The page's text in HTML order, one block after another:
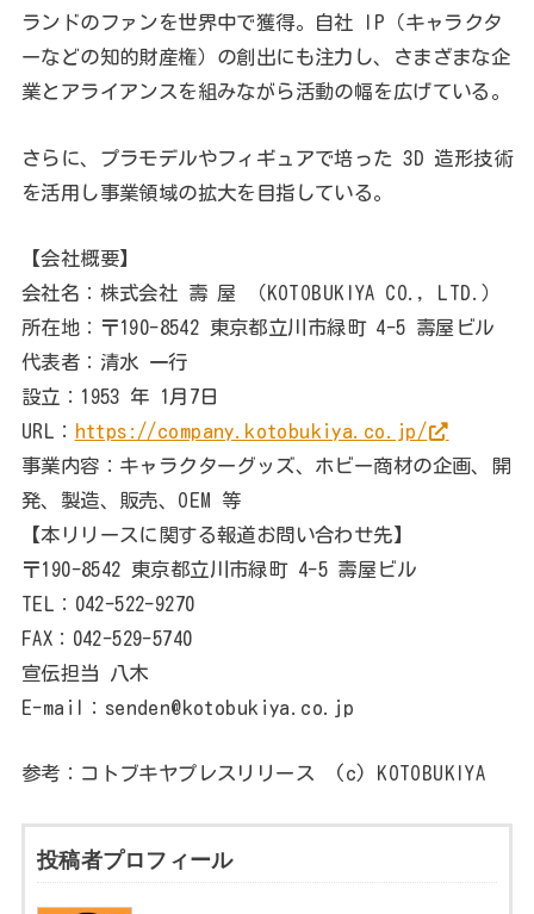
ランドのファンを世界中で獲得。自社 IP（キャラクタ
ーなどの知的財産権）の創出にも注力し、さまざまな企
業とアライアンスを組みながら活動の幅を広げている。
さらに、プラモデルやフィギュアで培った 3D 造形技術
を活用し事業領域の拡大を目指している。
【会社概要】
会社名：株式会社 壽 屋 （KOTOBUKIYA CO., LTD.）
所在地：〒190-8542 東京都立川市緑町 4-5 壽屋ビル
代表者：清水 一行
設立：1953 年 1月7日
URL： https://company.kotobukiya.co.jp/
事業内容：キャラクターグッズ、ホビー商材の企画、開
発、製造、販売、OEM 等
【本リリースに関する報道お問い合わせ先】
〒190-8542 東京都立川市緑町 4-5 壽屋ビル
TEL：042-522-9270
FAX：042-529-5740
宣伝担当 八木
E-mail：senden@kotobukiya.co.jp
参考：コトブキヤプレスリリース (c) KOTOBUKIYA
投稿者プロフィール